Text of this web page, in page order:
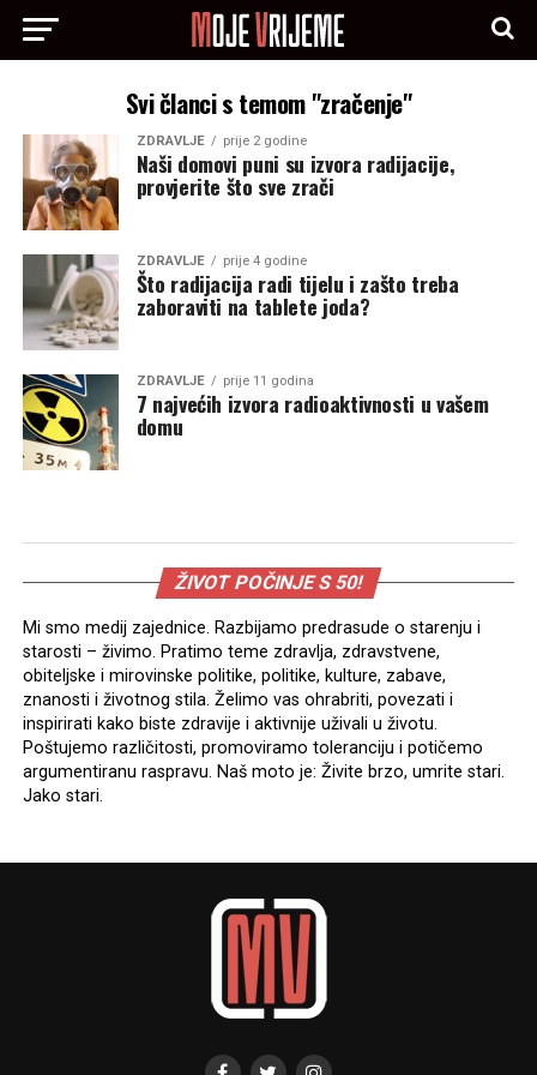
Svi članci s temom "zračenje"
ZDRAVLJE prije 2 godine
Naši domovi puni su izvora radijacije,
provjerite što sve zrači
ZDRAVLJE prije 4 godine
Što radijacija radi tijelu i zašto treba
zaboraviti na tablete joda?
ZDRAVLJE prije 11 godina
7 najvećih izvora radioaktivnosti u vašem
domu
ŽIVOT POČINJE S 50!
Mi smo medij zajednice. Razbijamo predrasude o starenju i
starosti – živimo. Pratimo teme zdravlja, zdravstvene,
obiteljske i mirovinske politike, politike, kulture, zabave,
znanosti i životnog stila. Želimo vas ohrabriti, povezati i
inspirirati kako biste zdravije i aktivnije uživali u životu.
Poštujemo različitosti, promoviramo toleranciju i potičemo
argumentiranu raspravu. Naš moto je: Živite brzo, umrite stari.
Jako stari.